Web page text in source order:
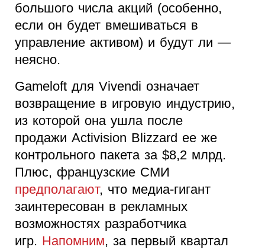
большого числа акций (особенно,
если он будет вмешиваться в
управление активом) и будут ли —
неясно.
Gameloft для Vivendi означает
возвращение в игровую индустрию,
из которой она ушла после
продажи Activision Blizzard ее же
контрольного пакета за $8,2 млрд.
Плюс, французские СМИ
предполагают, что медиа-гигант
заинтересован в рекламных
возможностях разработчика
игр. Напомним, за первый квартал